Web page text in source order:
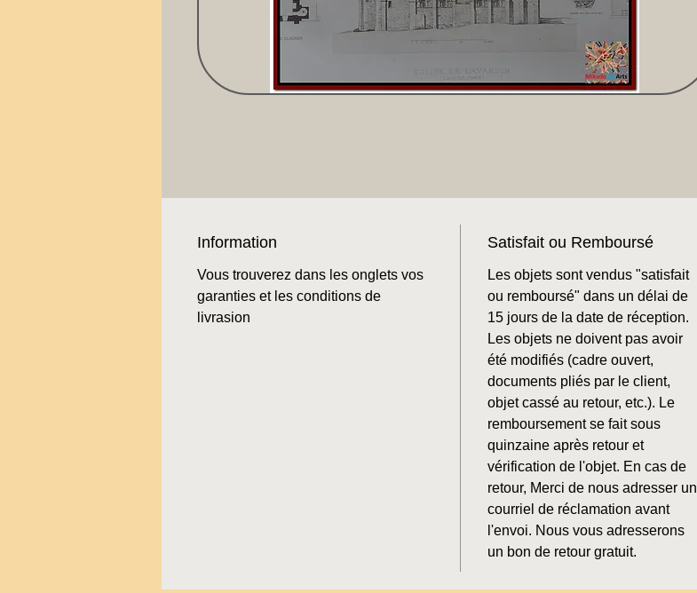
Information
Vous trouverez dans les onglets vos
garanties et les conditions de
livrasion
Satisfait ou Remboursé
Les objets sont vendus "satisfait
ou remboursé" dans un délai de
15 jours de la date de réception.
Les objets ne doivent pas avoir
été modifiés (cadre ouvert,
documents pliés par le client,
objet cassé au retour, etc.). Le
remboursement se fait sous
quinzaine après retour et
vérification de l'objet. En cas de
retour, Merci de nous adresser un
courriel de réclamation avant
l'envoi. Nous vous adresserons
un bon de retour gratuit.